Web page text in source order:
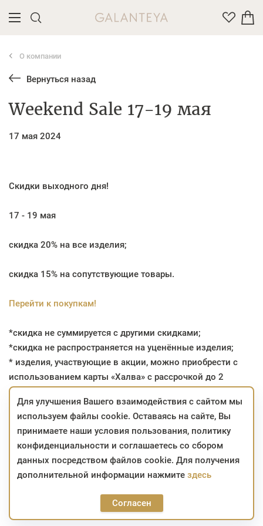
Введите название или артикул товара
О компании
Вернуться назад
Weekend Sale 17-19 мая
17 мая 2024
Скидки выходного дня!
17 - 19 мая
скидка 20% на все изделия;
скидка 15% на сопутствующие товары.
Перейти к покупкам!
*скидка не суммируется с другими скидками;
*скидка не распространяется на уценённые изделия;
* изделия, участвующие в акции, можно приобрести с
использованием карты «Халва» с рассрочкой до 2
месяцев и «Карта покупок», «Карта Fun» с рассрочкой до
3 месяцев;
* на заказы, сформированные в интернет-магазине в
период проведения акции, скидка сохраняется до
момента приобретения.
Для улучшения Вашего взаимодействия с сайтом мы
используем файлы cookie. Оставаясь на сайте, Вы
принимаете наши условия пользования, политику
конфиденциальности и соглашаетесь со сбором
данных посредством файлов cookie. Для получения
дополнительной информации нажмите здесь
Согласен